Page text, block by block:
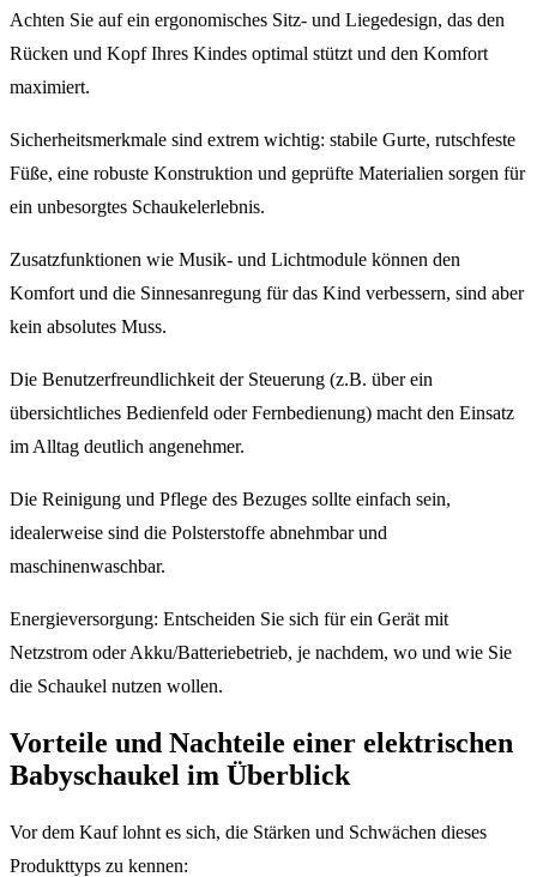
Achten Sie auf ein ergonomisches Sitz- und Liegedesign, das den
Rücken und Kopf Ihres Kindes optimal stützt und den Komfort
maximiert.
Sicherheitsmerkmale sind extrem wichtig: stabile Gurte, rutschfeste
Füße, eine robuste Konstruktion und geprüfte Materialien sorgen für
ein unbesorgtes Schaukelerlebnis.
Zusatzfunktionen wie Musik- und Lichtmodule können den
Komfort und die Sinnesanregung für das Kind verbessern, sind aber
kein absolutes Muss.
Die Benutzerfreundlichkeit der Steuerung (z.B. über ein
übersichtliches Bedienfeld oder Fernbedienung) macht den Einsatz
im Alltag deutlich angenehmer.
Die Reinigung und Pflege des Bezuges sollte einfach sein,
idealerweise sind die Polsterstoffe abnehmbar und
maschinenwaschbar.
Energieversorgung: Entscheiden Sie sich für ein Gerät mit
Netzstrom oder Akku/Batteriebetrieb, je nachdem, wo und wie Sie
die Schaukel nutzen wollen.
Vorteile und Nachteile einer elektrischen
Babyschaukel im Überblick
Vor dem Kauf lohnt es sich, die Stärken und Schwächen dieses
Produkttyps zu kennen: